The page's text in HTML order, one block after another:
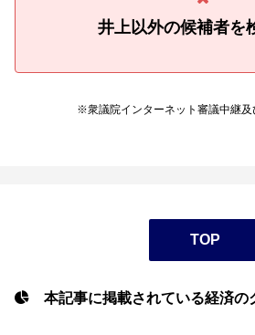
井上以外の候補者を
※衆議院インターネット審議中継
TOP
本記事に掲載されている経済の